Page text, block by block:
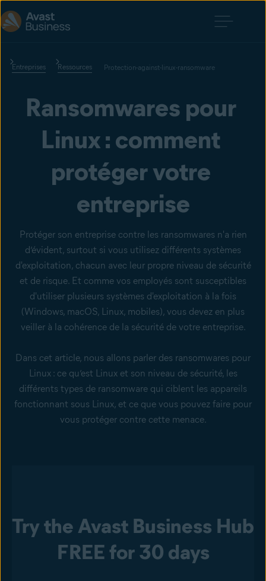
Entreprises Ressources Protection-against-linux-ransomware
Ransomwares pour
Linux : comment
protéger votre
entreprise
Protéger son entreprise contre les ransomwares n'a rien
d’évident, surtout si vous utilisez différents systèmes
d'exploitation, chacun avec leur propre niveau de sécurité
et de risque. Et comme vos employés sont susceptibles
d'utiliser plusieurs systèmes d'exploitation à la fois
(Windows, macOS, Linux, mobiles), vous devez en plus
veiller à la cohérence de la sécurité de votre entreprise.
Dans cet article, nous allons parler des ransomwares pour
Linux : ce qu’est Linux et son niveau de sécurité, les
différents types de ransomware qui ciblent les appareils
fonctionnant sous Linux, et ce que vous pouvez faire pour
vous protéger contre cette menace.
Try the Avast Business Hub
FREE for 30 days